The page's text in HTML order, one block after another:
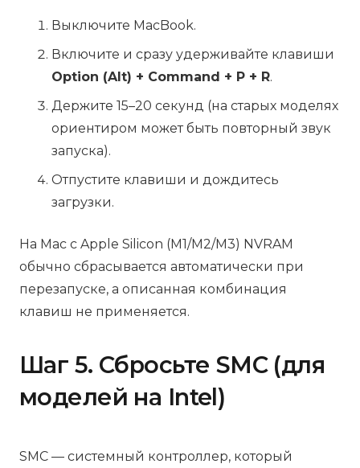
Выключите MacBook.
Включите и сразу удерживайте клавиши
Option (Alt) + Command + P + R.
Держите 15–20 секунд (на старых моделях
ориентиром может быть повторный звук
запуска).
Отпустите клавиши и дождитесь
загрузки.
На Mac с Apple Silicon (M1/M2/M3) NVRAM
обычно сбрасывается автоматически при
перезапуске, а описанная комбинация
клавиш не применяется.
Шаг 5. Сбросьте SMC (для
моделей на Intel)
SMC — системный контроллер, который